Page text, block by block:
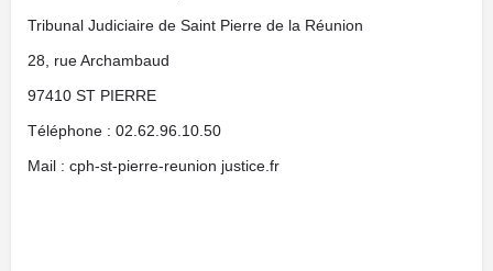
Tribunal Judiciaire de Saint Pierre de la Réunion
28, rue Archambaud
97410 ST PIERRE
Téléphone : 02.62.96.10.50
Mail : cph-st-pierre-reunion justice.fr